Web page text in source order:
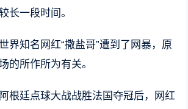
长一段时间。
界知名网红“撒盐哥”遭到了网暴，原
的所作所为有关。
根廷点球大战战胜法国夺冠后，网红